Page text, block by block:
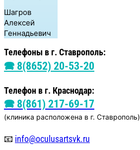
Шагров
Алексей
Геннадьевич
Телефоны в г. Ставрополь:
🕿 8(8652) 20-53-20
Телефон в г. Краснодар:
🕿 8(861) 217-69-17
(клиника расположена в г. Ставрополь)
📧 info@oculusartsvk.ru